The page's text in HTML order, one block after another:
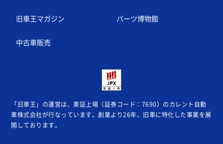
旧車王マガジン パーツ博物館
中古車販売
「旧車王」の運営は、東証上場（証券コード：7690）のカレント自動
車株式会社が行なっています。創業より26年、旧車に特化した事業を展
開しております。